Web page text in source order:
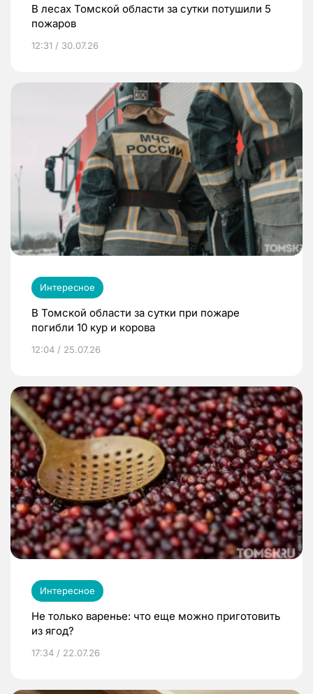
В лесах Томской области за сутки потушили 5
пожаров
12:31 / 30.07.26
Интересное
В Томской области за сутки при пожаре
погибли 10 кур и корова
12:04 / 25.07.26
Интересное
Не только варенье: что еще можно приготовить
из ягод?
17:34 / 22.07.26